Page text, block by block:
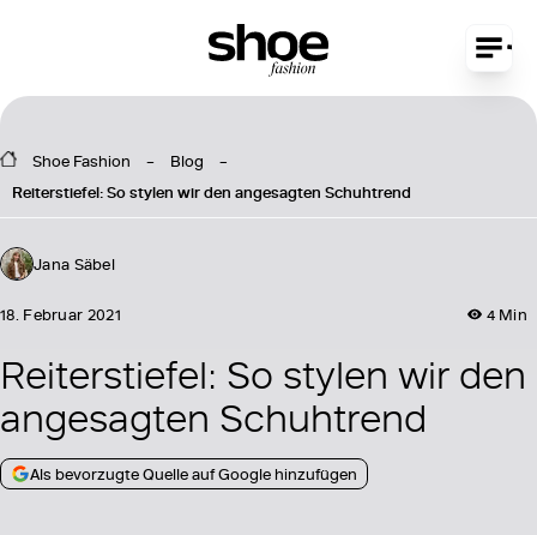
Shoe Fashion
Blog
Reiterstiefel: So stylen wir den angesagten Schuhtrend
Jana Säbel
4 Min
18. Februar 2021
Reiterstiefel: So stylen wir den
angesagten Schuhtrend
Als bevorzugte Quelle auf Google hinzufügen